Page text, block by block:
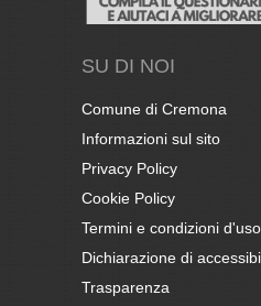
SU DI NOI
Comune di Cremona
Informazioni sul sito
Privacy Policy
Cookie Policy
Termini e condizioni d'uso
Dichiarazione di
Trasparenza